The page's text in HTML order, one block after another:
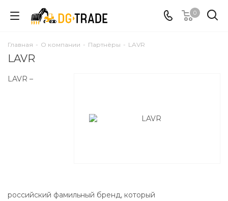
0
Главная - О компании - Партнёры - LAVR
LAVR
LAVR –
российский фамильный бренд, который